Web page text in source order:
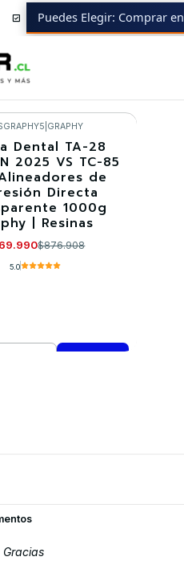
Puedes Elegir: Comprar en
GRAPHY
Dental TA-28
2025 VS TC-85
de
Directa
1000g
| Resinas
$876.908
5.0